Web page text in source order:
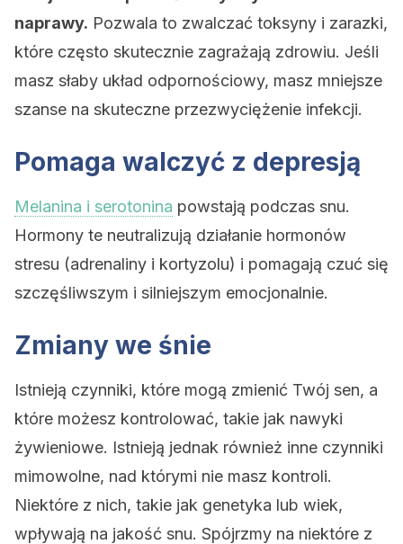
naprawy. Pozwala to zwalczać toksyny i zarazki,
które często skutecznie zagrażają zdrowiu. Jeśli
masz słaby układ odpornościowy, masz mniejsze
szanse na skuteczne przezwyciężenie infekcji.
Pomaga walczyć z depresją
Melanina i serotonina powstają podczas snu.
Hormony te neutralizują działanie hormonów
stresu (adrenaliny i kortyzolu) i pomagają czuć się
szczęśliwszym i silniejszym emocjonalnie.
Zmiany we śnie
Istnieją czynniki, które mogą zmienić Twój sen, a
które możesz kontrolować, takie jak nawyki
żywieniowe. Istnieją jednak również inne czynniki
mimowolne, nad którymi nie masz kontroli.
Niektóre z nich, takie jak genetyka lub wiek,
wpływają na jakość snu. Spójrzmy na niektóre z